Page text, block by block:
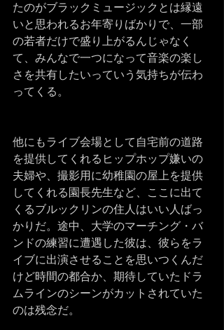
たのがブラックミュージックとは縁遠
いと思われるお年寄りばかりで、一部
の若者だけで盛り上がるんじゃなく
て、みんなで一つになって音楽の楽し
さを共有したいっていう気持ちが伝わ
ってくる。
他にもライブ会場として自宅前の道路
を提供してくれるヒップホップ嫌いの
夫婦や、撮影用に幼稚園の屋上を提供
してくれる園長先生など、ここに出て
くるブルックリンの住人はいい人ばっ
かりだ。途中、大学のマーチング・バ
ンドの練習に遭遇した彼は、彼らをラ
イブに出演させることを思いつくんだ
けど時間の都合か、期待していたドラ
ムラインのシーンがカットされていた
のは残念だ。